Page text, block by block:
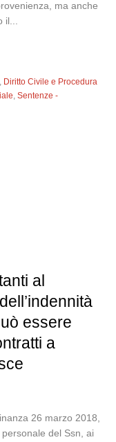
ma anche
Diritto Civile e Procedura
,Sentenze -
al
essere
a
26 marzo 2018,
del Ssn, ai